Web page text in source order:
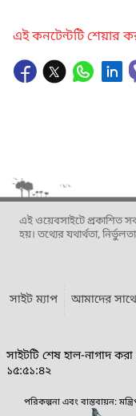
এই কনটেন্টটি শেয়ার
এই ওয়েবসাইটে প্রকাশিত
হয়। তথ্যের যথার্থতা,
সাইট ম্যাপ আমাদের
সাইটটি শেষ হাল-নাগাদ
১৫:৫১:৪২
পরিকল্পনা এবং বাস্তবায়ন: